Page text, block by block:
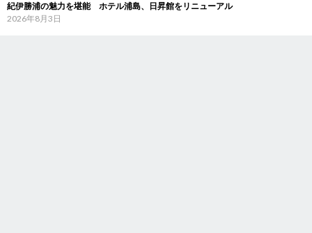
紀伊勝浦の魅力を堪能 ホテル浦島、日昇館をリニューアル
2026年8月3日